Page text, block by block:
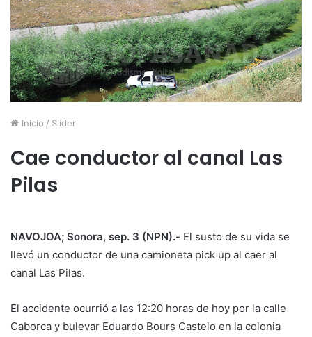
Inicio / Slider
Cae conductor al canal Las
Pilas
NAVOJOA; Sonora, sep. 3 (NPN).- El susto de su vida se
llevó un conductor de una camioneta pick up al caer al
canal Las Pilas.
El accidente ocurrió a las 12:20 horas de hoy por la calle
Caborca y bulevar Eduardo Bours Castelo en la colonia